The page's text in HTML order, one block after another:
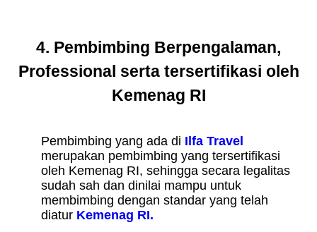
4. Pembimbing Berpengalaman,
Professional serta tersertifikasi oleh
Kemenag RI
Pembimbing yang ada di Ilfa Travel
merupakan pembimbing yang tersertifikasi
oleh Kemenag RI, sehingga secara legalitas
sudah sah dan dinilai mampu untuk
membimbing dengan standar yang telah
diatur Kemenag RI.